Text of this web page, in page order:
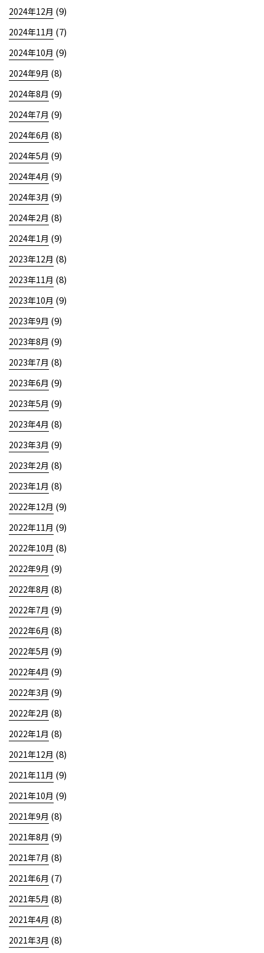
2024年12月 (9)
2024年11月 (7)
2024年10月 (9)
2024年9月 (8)
2024年8月 (9)
2024年7月 (9)
2024年6月 (8)
2024年5月 (9)
2024年4月 (9)
2024年3月 (9)
2024年2月 (8)
2024年1月 (9)
2023年12月 (8)
2023年11月 (8)
2023年10月 (9)
2023年9月 (9)
2023年8月 (9)
2023年7月 (8)
2023年6月 (9)
2023年5月 (9)
2023年4月 (8)
2023年3月 (9)
2023年2月 (8)
2023年1月 (8)
2022年12月 (9)
2022年11月 (9)
2022年10月 (8)
2022年9月 (9)
2022年8月 (8)
2022年7月 (9)
2022年6月 (8)
2022年5月 (9)
2022年4月 (9)
2022年3月 (9)
2022年2月 (8)
2022年1月 (8)
2021年12月 (8)
2021年11月 (9)
2021年10月 (9)
2021年9月 (8)
2021年8月 (9)
2021年7月 (8)
2021年6月 (7)
2021年5月 (8)
2021年4月 (8)
2021年3月 (8)